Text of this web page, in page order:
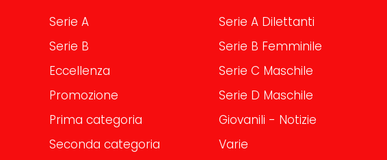
Serie A
Serie B
Eccellenza
Promozione
Prima categoria
Seconda categoria
Serie A Dilettanti
Serie B Femminile
Serie C Maschile
Serie D Maschile
Giovanili - Notizie
Varie